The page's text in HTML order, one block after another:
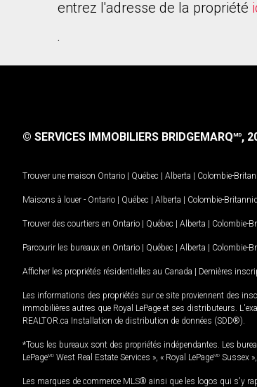
entrez l'adresse de la propriété
.
© SERVICES IMMOBILIERS BRIDGEMARQMD,
Trouver une maison Ontario | Québec | Alberta | Colombie-
Maisons à louer - Ontario | Québec | Alberta | Colombie-
Trouver des courtiers en Ontario | Québec | Alberta | Colombie-
Parcourir les bureaux en Ontario | Québec | Alberta | Colombie-
Afficher les propriétés résidentielles au Canada | Dernières
Les informations des propriétés sur ce site proviennent des
immobilières autres que Royal LePage et ses distributeurs.
REALTOR.ca Installation de distribution de données (SDD®).
*Tous les bureaux sont des propriétés indépendantes. Les
LePageMD West Real Estate Services », « Royal LePageMD Sussex
Les marques de commerce MLS® ainsi que les logos qui s'y